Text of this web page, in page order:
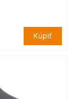
Kúpiť